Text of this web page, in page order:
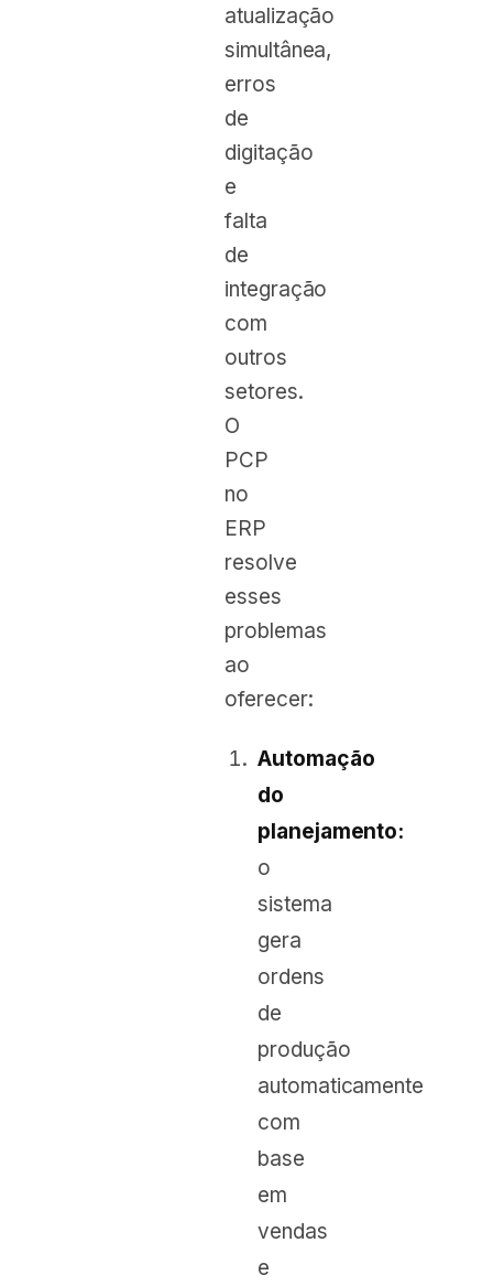
atualização
simultânea,
erros
de
digitação
e
falta
de
integração
com
outros
setores.
O
PCP
no
ERP
resolve
esses
problemas
ao
oferecer:
Automação
do
planejamento:
o
sistema
gera
ordens
de
produção
automaticamente
com
base
em
vendas
e